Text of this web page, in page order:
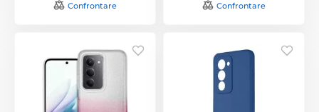
Confrontare Confrontare